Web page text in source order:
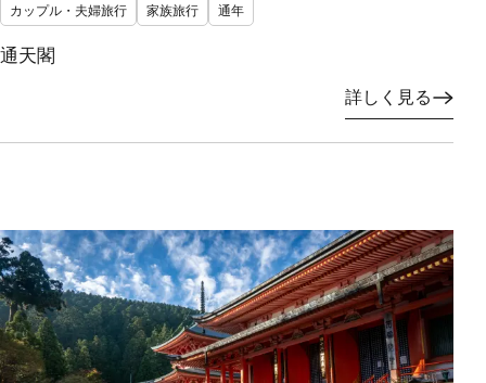
カップル・夫婦旅行
家族旅行 通年
通天閣
詳しく見る